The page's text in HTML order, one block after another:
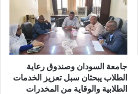
جامعة السودان وصندوق رعاية
الطلاب يبحثان سبل تعزيز الخدمات
الطلابية والوقاية من المخدرات